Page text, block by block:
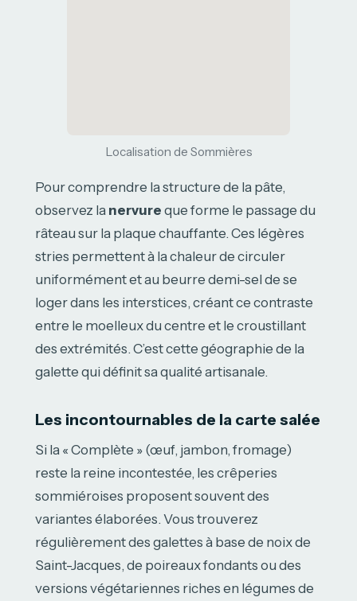
Localisation de Sommières
Pour comprendre la structure de la pâte,
observez la nervure que forme le passage du
râteau sur la plaque chauffante. Ces légères
stries permettent à la chaleur de circuler
uniformément et au beurre demi-sel de se
loger dans les interstices, créant ce contraste
entre le moelleux du centre et le croustillant
des extrémités. C’est cette géographie de la
galette qui définit sa qualité artisanale.
Les incontournables de la carte salée
Si la « Complète » (œuf, jambon, fromage)
reste la reine incontestée, les crêperies
sommiéroises proposent souvent des
variantes élaborées. Vous trouverez
régulièrement des galettes à base de noix de
Saint-Jacques, de poireaux fondants ou des
versions végétariennes riches en légumes de